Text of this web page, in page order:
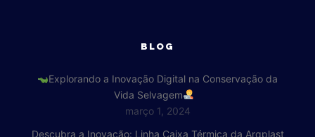
BLOG
Explorando a Inovação Digital na Conservação da
Vida Selvagem
março 1, 2024
Descubra a Inovação: Linha Caixa Térmica da Arqplast